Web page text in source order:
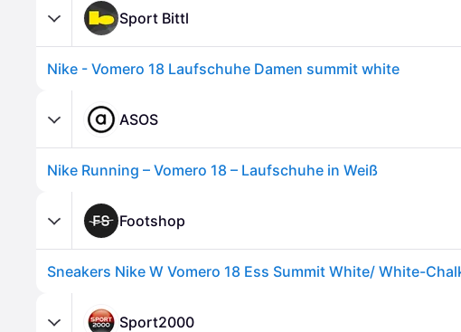
Sport Bittl
Nike - Vomero 18 Laufschuhe Damen summit white
ASOS
Nike Running – Vomero 18 – Laufschuhe in Weiß
Footshop
Sport2000